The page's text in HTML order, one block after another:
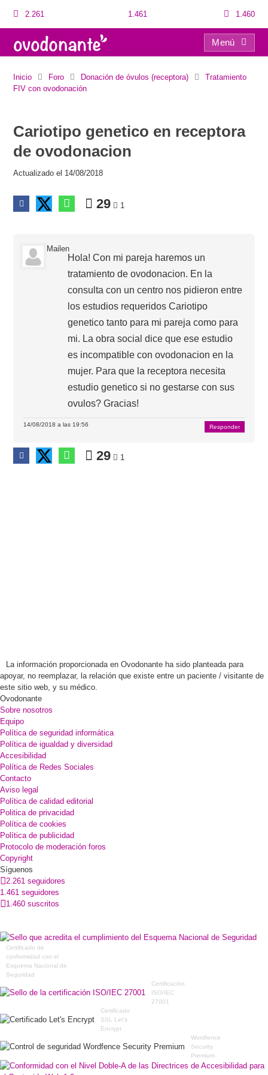
2.261 1.461 1.460
Menú
Inicio Foro Donación de óvulos (receptora)
Tratamiento
FIV con ovodonación
Cariotipo genetico en receptora
de ovodonacion
Actualizado el 14/08/2018
29 1
Mailen
Hola! Con mi pareja haremos un
tratamiento de ovodonacion. En la
consulta con un centro nos pidieron entre
los estudios requeridos Cariotipo
genetico tanto para mi pareja como para
mi. La obra social dice que ese estudio
es incompatible con ovodonacion en la
mujer. Para que la receptora necesita
estudio genetico si no gestarse con sus
ovulos? Gracias!
14/08/2018 a las 19:56 Responder
29 1
La información proporcionada en Ovodonante ha sido planteada para
apoyar, no reemplazar, la relación que existe entre un paciente / visitante de
este sitio web, y su médico.
Ovodonante
Sobre nosotros
Equipo
Política de seguridad informática
Política de igualdad y diversidad
Accesibilidad
Política de Redes Sociales
Contacto
Aviso legal
Política de calidad editorial
Politica de privacidad
Política de cookies
Política de publicidad
Protocolo de moderación foros
Copyright
Síguenos
2.261 seguidores
1.461 seguidores
1.460 suscritos
Certificado de
conformidad con el
Esquema Nacional de
Seguridad
Certificación
ISO/IEC
27001
Certificado
SSL Let's
Encrypt
Wordfence
Security
Premium